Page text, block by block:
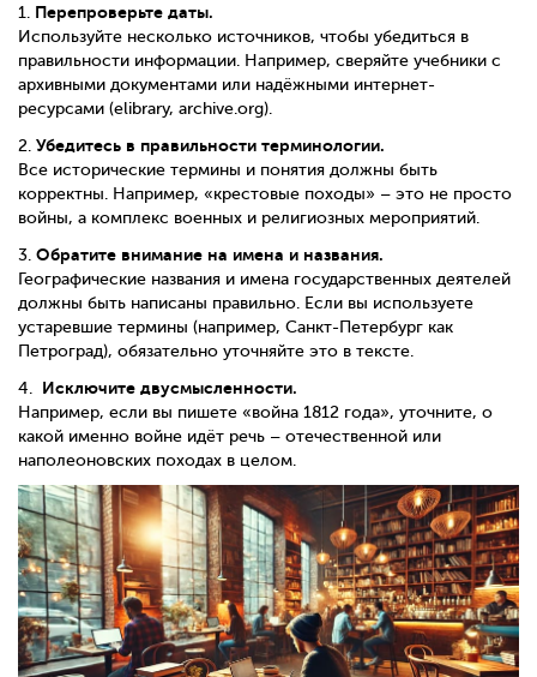
1. Перепроверьте даты.
Используйте несколько источников, чтобы убедиться в
правильности информации. Например, сверяйте учебники с
архивными документами или надёжными интернет-
ресурсами (elibrary, archive.org).
2. Убедитесь в правильности терминологии.
Все исторические термины и понятия должны быть
корректны. Например, «крестовые походы» – это не просто
войны, а комплекс военных и религиозных мероприятий.
3. Обратите внимание на имена и названия.
Географические названия и имена государственных деятелей
должны быть написаны правильно. Если вы используете
устаревшие термины (например, Санкт-Петербург как
Петроград), обязательно уточняйте это в тексте.
4. Исключите двусмысленности.
Например, если вы пишете «война 1812 года», уточните, о
какой именно войне идёт речь – отечественной или
наполеоновских походах в целом.